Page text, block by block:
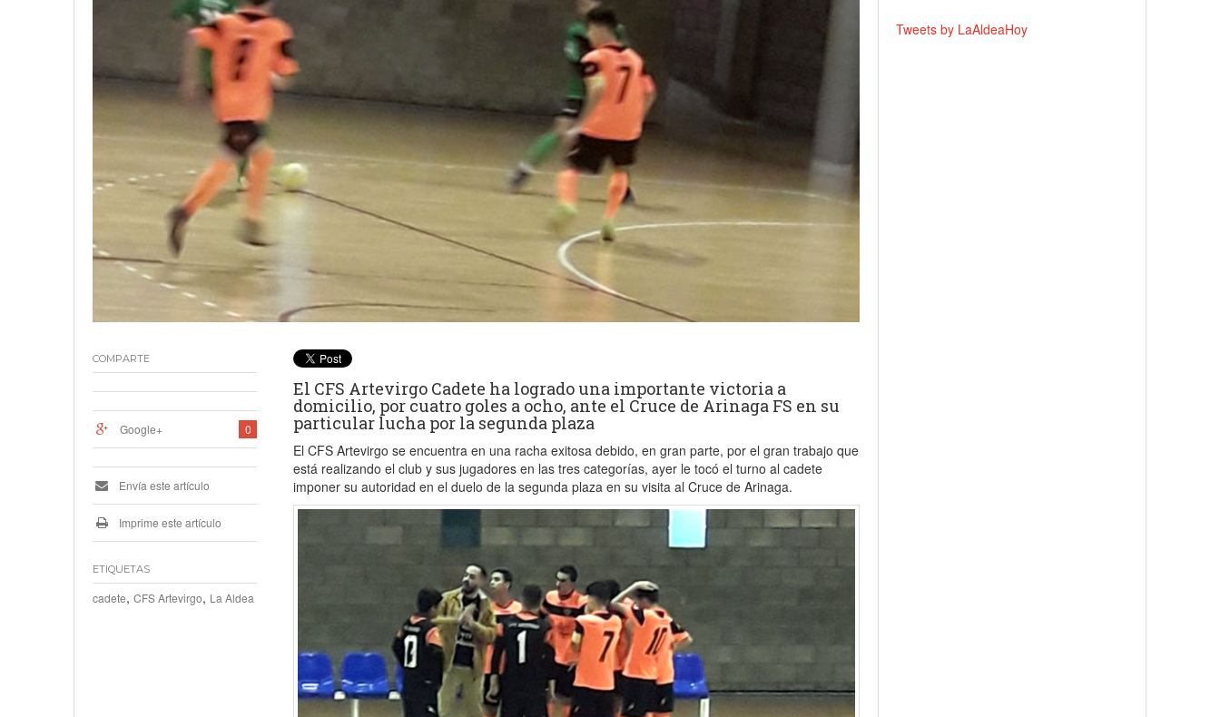
Nicolás
El CFS Artevirgo Cadete ha logrado una importante victoria a
domicilio, por cuatro goles a ocho, ante el Cruce de Arinaga FS en su
particular lucha por la segunda plaza
El CFS Artevirgo se encuentra en una racha exitosa debido, en gran parte, por el gran trabajo que
está realizando el club y sus jugadores en las tres categorías, ayer le tocó el turno al cadete
imponer su autoridad en el duelo de la segunda plaza en su visita al Cruce de Arinaga.
COMPARTE
0
Google+
Envía este artículo
Imprime este artículo
ETIQUETAS
cadete, CFS Artevirgo, La Aldea
Tweets by LaAldeaHoy